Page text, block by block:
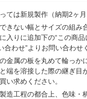
ては新規製作（納期2ヶ月
きない幅とサイズの組み
入りに追加下の“この商
合わせ”よりお問い合わせ
金属の板を丸めて輪っか
端を溶接した際の継ぎ目
い求めください。
造工程の都合上、色味・